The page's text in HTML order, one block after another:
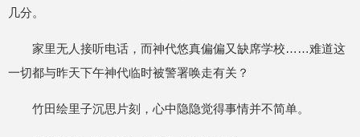
几分。
家里无人接听电话，而神代悠真偏偏又缺席学校……难道这
一切都与昨天下午神代临时被警署唤走有关？
竹田绘里子沉思片刻，心中隐隐觉得事情并不简单。